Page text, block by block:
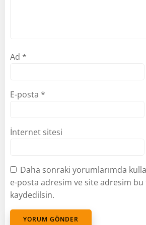
Ad *
E-posta *
İnternet sitesi
Daha sonraki yorumlarımda
e-posta adresim ve site adresim bu
kaydedilsin.